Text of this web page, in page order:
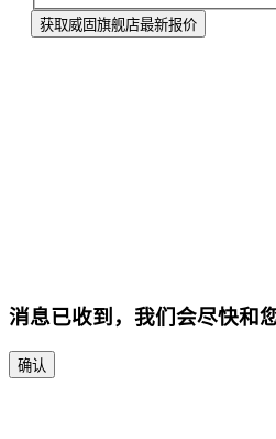
获取威固旗舰店最新报价
消息已收到，我们会尽快和
确认